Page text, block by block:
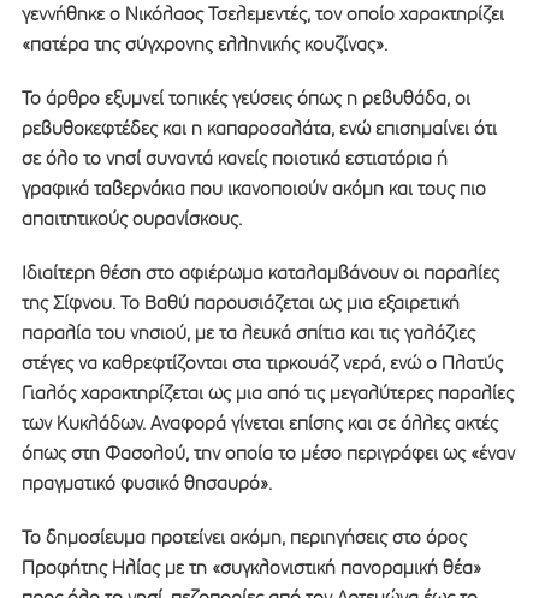
γεννήθηκε ο Νικόλαος Τσελεμεντές, τον οποίο χαρακτηρίζει
«πατέρα της σύγχρονης ελληνικής κουζίνας».
Το άρθρο εξυμνεί τοπικές γεύσεις όπως η ρεβυθάδα, οι
ρεβυθοκεφτέδες και η καπαροσαλάτα, ενώ επισημαίνει ότι
σε όλο το νησί συναντά κανείς ποιοτικά εστιατόρια ή
γραφικά ταβερνάκια που ικανοποιούν ακόμη και τους πιο
απαιτητικούς ουρανίσκους.
Ιδιαίτερη θέση στο αφιέρωμα καταλαμβάνουν οι παραλίες
της Σίφνου. Το Βαθύ παρουσιάζεται ως μια εξαιρετική
παραλία του νησιού, με τα λευκά σπίτια και τις γαλάζιες
στέγες να καθρεφτίζονται στα τιρκουάζ νερά, ενώ ο Πλατύς
Γιαλός χαρακτηρίζεται ως μια από τις μεγαλύτερες παραλίες
των Κυκλάδων. Αναφορά γίνεται επίσης και σε άλλες ακτές
όπως στη Φασολού, την οποία το μέσο περιγράφει ως «έναν
πραγματικό φυσικό θησαυρό».
Το δημοσίευμα προτείνει ακόμη, περιηγήσεις στο όρος
Προφήτης Ηλίας με τη «συγκλονιστική πανοραμική θέα»